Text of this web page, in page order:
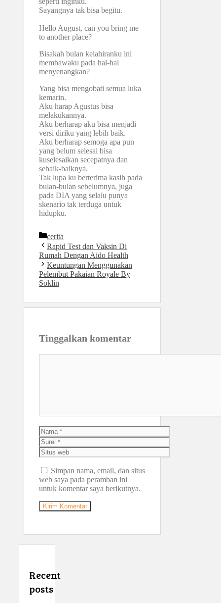
Sayangnya tak bisa begitu.
Hello August, can you bring me
to another place?
Bisakah bulan kelahiranku ini
membawaku pada hal-hal
menyenangkan?
Yang bisa mengobati semua luka
kemarin.
Aku harap Agustus bisa
melakukannya.
Aku berharap aku bisa menjadi
versi diriku yang lebih baik.
Aku berharap semoga apa pun
yang belum selesai bisa
kuselesaikan secepatnya dan
sebaik-baiknya.
Tak lupa ku berterima kasih pada
bulan-bulan sebelumnya, juga
pada DIA yang selalu punya
skenario tak terduga untuk
hidupku.
Kategori
cerita
Rapid Test dan Vaksin Di
Rumah Dengan Aido Health
Keuntungan Menggunakan
Pelembut Pakaian Royale By
Soklin
Tinggalkan komentar
Nama
Surel
Situs
web
Simpan nama, email, dan situs
web saya pada peramban ini
untuk komentar saya berikutnya.
Recent
posts